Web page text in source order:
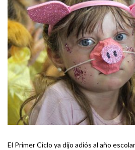
El Primer Ciclo ya dijo adiós al año